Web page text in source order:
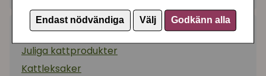
Endast nödvändiga Välj Godkänn alla
Kategorier:
Juliga kattprodukter
Kattleksaker